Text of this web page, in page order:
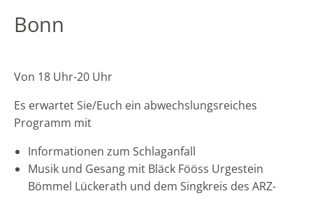
Bonn
Von 18 Uhr-20 Uhr
Es erwartet Sie/Euch ein abwechslungsreiches
Programm mit
Informationen zum Schlaganfall
Musik und Gesang mit Bläck Fööss Urgestein
Bömmel Lückerath und dem Singkreis des ARZ-